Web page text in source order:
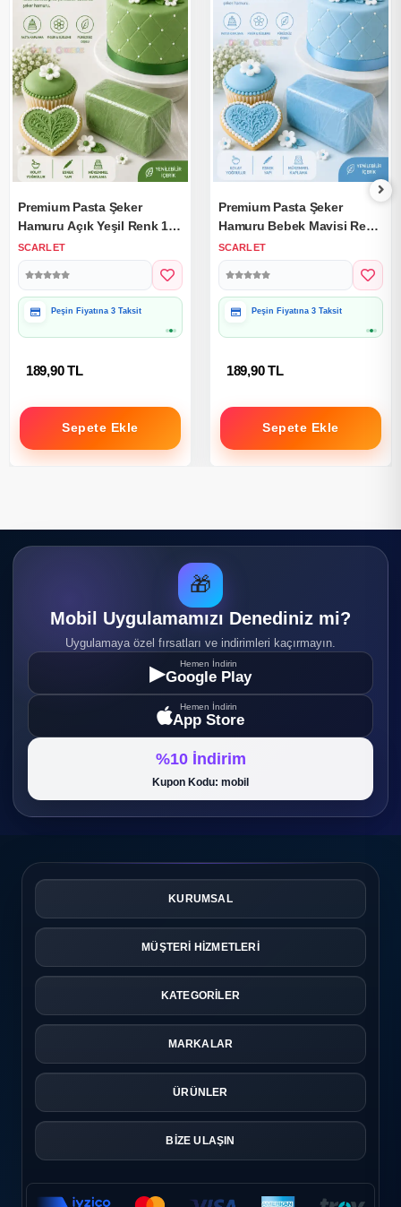
Premium Pasta Şeker
Hamuru Açık Yeşil Renk 1
Kg.
SCARLET
Hediye Paketine Uygun
189,90 TL
Sepete Ekle
Premium Pasta Şeker
Hamuru Bebek Mavisi Renk
1 Kg.
SCARLET
Hediye Paketine Uygun
189,90 TL
Sepete Ekle
🎁
Mobil Uygulamamızı Denediniz mi?
Uygulamaya özel fırsatları ve indirimleri kaçırmayın.
▶ Hemen İndirin
Google Play
Hemen İndirin
App Store
%10 İndirim
Kupon Kodu: mobil
KURUMSAL
MÜŞTERİ HİZMETLERİ
KATEGORİLER
MARKALAR
ÜRÜNLER
BİZE ULAŞIN